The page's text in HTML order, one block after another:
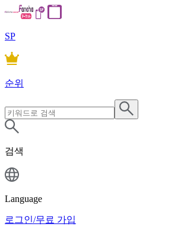
SP
순위
검색
Language
로그인/무료 가입